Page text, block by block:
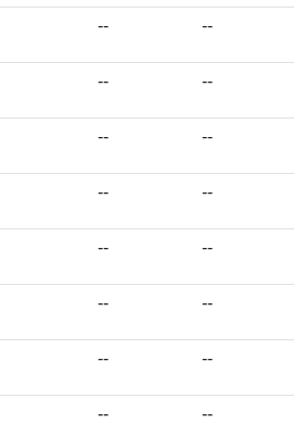
-- --
-- --
-- --
-- --
-- --
-- --
-- --
-- --